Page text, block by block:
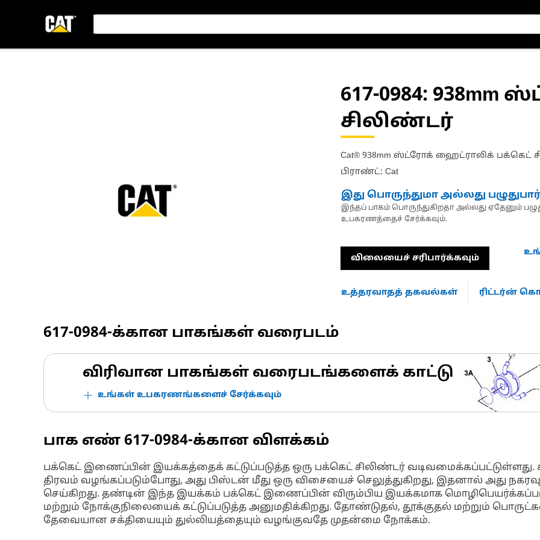
617-0984: 938mm
சிலிண்டர்
Cat® 938mm ஸ்ட்ரோக் ஹைட்ராலிக் பக்கெட்
பிராண்ட்: Cat
இது பொருந்துமா அல்லது
இந்தப் பாகம் பொருந்துகிறதா அல்லது ஏதேனும்
உபகரணத்தைச் சேர்க்கவும்.
விலையைச் சரிபார்க்கவும்
உத்தரவாதத் தகவல்கள் ரிட்டர்ன்
617-0984-க்கான பாகங்கள் வரைபடம்
விரிவான பாகங்கள் வரைபடங்களைக் காட்டு
உங்கள் உபகரணங்களைச் சேர்க்கவும்
பாக எண் 617-0984-க்கான விளக்கம்
பக்கெட் இணைப்பின் இயக்கத்தைக் கட்டுப்படுத்த ஒரு பக்கெட் சிலிண்டர் வடிவமைக்கப்பட்டுள்ளது.
திரவம் வழங்கப்படும்போது, அது பிஸ்டன் மீது ஒரு விசையைச் செலுத்துகிறது, இதனால் அது
செய்கிறது. தண்டின் இந்த இயக்கம் பக்கெட் இணைப்பின் விரும்பிய இயக்கமாக
மற்றும் நோக்குநிலையைக் கட்டுப்படுத்த அனுமதிக்கிறது. தோண்டுதல், தூக்குதல் மற்றும்
தேவையான சக்தியையும் துல்லியத்தையும் வழங்குவதே முதன்மை நோக்கம்.